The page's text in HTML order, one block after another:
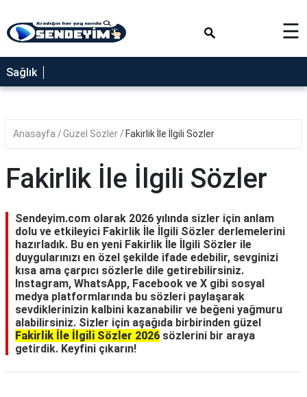
SAĞLIK
NEDİR
YEMEK
RÜYA
GEZİLECEK
YERLER
BLOG
☰
Sağlık
Anasayfa Güzel Sözler Fakirlik İle İlgili Sözler
Fakirlik İle İlgili Sözler
Sendeyim.com olarak 2026 yılında sizler için anlam
dolu ve etkileyici Fakirlik İle İlgili Sözler derlemelerini
hazırladık. Bu en yeni Fakirlik İle İlgili Sözler ile
duygularınızı en özel şekilde ifade edebilir, sevginizi
kısa ama çarpıcı sözlerle dile getirebilirsiniz.
Instagram, WhatsApp, Facebook ve X gibi sosyal
medya platformlarında bu sözleri paylaşarak
sevdiklerinizin kalbini kazanabilir ve beğeni yağmuru
alabilirsiniz. Sizler için aşağıda birbirinden güzel
Fakirlik İle İlgili Sözler 2026 sözlerini bir araya
getirdik. Keyfini çıkarın!